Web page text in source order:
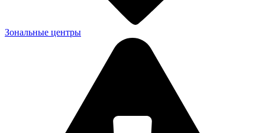
Зональные центры